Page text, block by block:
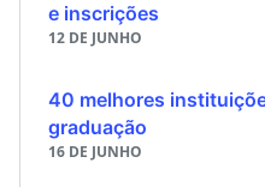
e inscrições
12 DE JUNHO
40 melhores
graduação
16 DE JUNHO